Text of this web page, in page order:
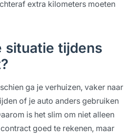
extra kilometers moeten
situatie tijdens
ga je verhuizen, vaker naar
of je auto anders gebruiken
is het slim om niet alleen
goed te rekenen, maar